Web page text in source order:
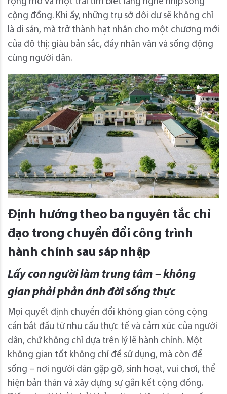
rộng mở và một trái tim biết lắng nghe nhịp sống
cộng đồng. Khi ấy, những trụ sở dôi dư sẽ không chỉ
là di sản, mà trở thành hạt nhân cho một chương mới
của đô thị: giàu bản sắc, đầy nhân văn và sống động
cùng người dân.
Định hướng theo ba nguyên tắc chỉ
đạo trong chuyển đổi công trình
hành chính sau sáp nhập
Lấy con người làm trung tâm – không
gian phải phản ánh đời sống thực
Mọi quyết định chuyển đổi không gian công cộng
cần bắt đầu từ nhu cầu thực tế và cảm xúc của người
dân, chứ không chỉ dựa trên lý lẽ hành chính. Một
không gian tốt không chỉ để sử dụng, mà còn để
sống – nơi người dân gặp gỡ, sinh hoạt, vui chơi, thể
hiện bản thân và xây dựng sự gắn kết cộng đồng.